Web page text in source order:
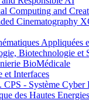
Computing and
Cinematography
Appliquées
Biotechnologie et
BioMédicale
Interfaces
- Système Cyber
des Hautes Energies